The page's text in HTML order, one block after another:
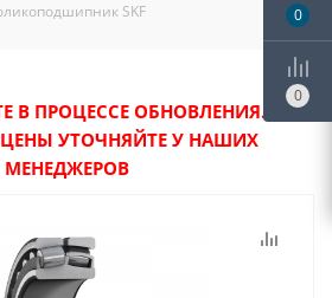
SKF
В ПРОЦЕССЕ ОБНОВЛЕНИЯ.
УТОЧНЯЙТЕ У НАШИХ
МЕНЕДЖЕРОВ
0
0